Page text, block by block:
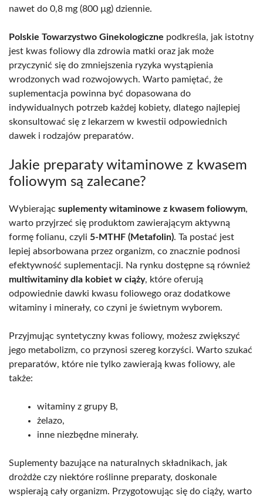
nawet do 0,8 mg (800 µg) dziennie.
Polskie Towarzystwo Ginekologiczne podkreśla, jak istotny
jest kwas foliowy dla zdrowia matki oraz jak może
przyczynić się do zmniejszenia ryzyka wystąpienia
wrodzonych wad rozwojowych. Warto pamiętać, że
suplementacja powinna być dopasowana do
indywidualnych potrzeb każdej kobiety, dlatego najlepiej
skonsultować się z lekarzem w kwestii odpowiednich
dawek i rodzajów preparatów.
Jakie preparaty witaminowe z kwasem
foliowym są zalecane?
Wybierając suplementy witaminowe z kwasem foliowym,
warto przyjrzeć się produktom zawierającym aktywną
formę folianu, czyli 5-MTHF (Metafolin). Ta postać jest
lepiej absorbowana przez organizm, co znacznie podnosi
efektywność suplementacji. Na rynku dostępne są również
multiwitaminy dla kobiet w ciąży, które oferują
odpowiednie dawki kwasu foliowego oraz dodatkowe
witaminy i minerały, co czyni je świetnym wyborem.
Przyjmując syntetyczny kwas foliowy, możesz zwiększyć
jego metabolizm, co przynosi szereg korzyści. Warto szukać
preparatów, które nie tylko zawierają kwas foliowy, ale
także:
witaminy z grupy B,
żelazo,
inne niezbędne minerały.
Suplementy bazujące na naturalnych składnikach, jak
drożdże czy niektóre roślinne preparaty, doskonale
wspierają cały organizm. Przygotowując się do ciąży, warto